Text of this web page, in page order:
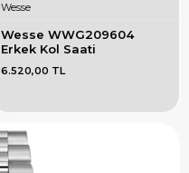
Wesse
Wesse WWG209604
Erkek Kol Saati
6.520,00 TL